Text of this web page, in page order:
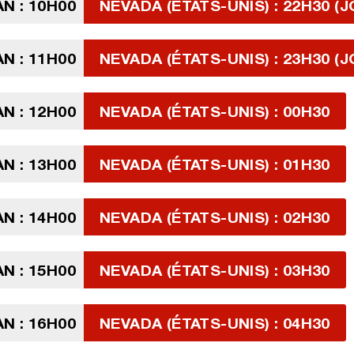
: 10H00 NEVADA (ÉTATS-UNIS) : 22H30
: 11H00 NEVADA (ÉTATS-UNIS) : 23H30
: 12H00 NEVADA (ÉTATS-UNIS) : 00H30
: 13H00 NEVADA (ÉTATS-UNIS) : 01H30
: 14H00 NEVADA (ÉTATS-UNIS) : 02H30
: 15H00 NEVADA (ÉTATS-UNIS) : 03H30
: 16H00 NEVADA (ÉTATS-UNIS) : 04H30